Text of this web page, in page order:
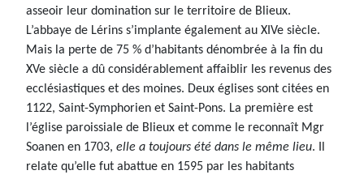
asseoir leur domination sur le territoire de Blieux.
L’abbaye de Lérins s’implante également au XIVe siècle.
Mais la perte de 75 % d’habitants dénombrée à la fin du
XVe siècle a dû considérablement affaiblir les revenus des
ecclésiastiques et des moines. Deux églises sont citées en
1122, Saint-Symphorien et Saint-Pons. La première est
l’église paroissiale de Blieux et comme le reconnaît Mgr
Soanen en 1703, elle a toujours été dans le même lieu. Il
relate qu’elle fut abattue en 1595 par les habitants